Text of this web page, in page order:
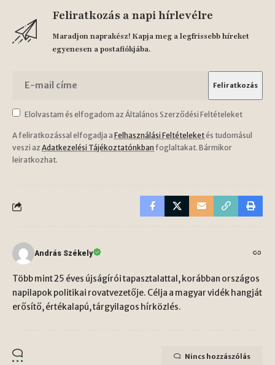
Feliratkozás a napi hírlevélre
Maradjon naprakész! Kapja meg a legfrissebb híreket
egyenesen a postafiókjába.
Elolvastam és elfogadom az Általános Szerződési Feltételeket
A feliratkozással elfogadja a Felhasználási Feltételeketés tudomásul
veszi az Adatkezelési Tájékoztatónkban foglaltakat. Bármikor
leiratkozhat.
András Székely
Több mint 25 éves újságírói tapasztalattal, korábban országos
napilapok politikai rovatvezetője. Célja a magyar vidék hangját
erősítő, értékalapú, tárgyilagos hírközlés.
Nincs hozzászólás